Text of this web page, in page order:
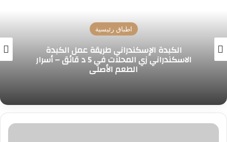
مخبوزات
من عجينة واحدة وبنص كيلو من الدقيق هنعمل
تشكيلة معجنات هشة وطرية من جمالها
هتدمنوا طعمها!!..
تحبيشة